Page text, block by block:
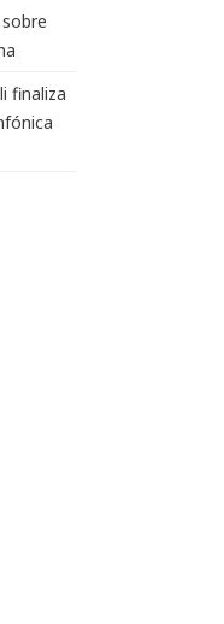
finaliza